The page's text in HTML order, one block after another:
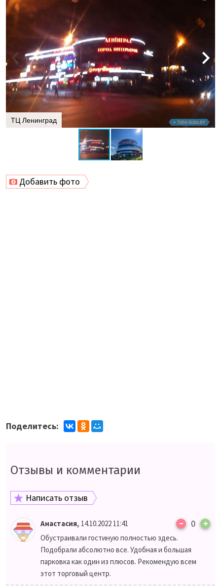
ТЦ Ленинград
Добавить фото
Поделитесь:
Отзывы и комментарии
Написать отзыв
Анастасия, 14.10.2022 11:41 – 0 +
Обустраивали гостиную полностью здесь.
Подобрали абсолютно все. Удобная и большая
парковка как один из плюсов. Рекомендую всем
этот торговый центр.